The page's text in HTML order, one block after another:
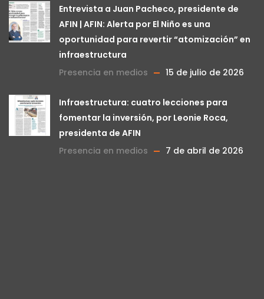
Entrevista a Juan Pacheco, presidente de
AFIN | AFIN: Alerta por El Niño es una
oportunidad para revertir “atomización” en
infraestructura
Presencia en medios
15 de julio de 2026
Infraestructura: cuatro lecciones para
fomentar la inversión, por Leonie Roca,
presidenta de AFIN
Presencia en medios
7 de abril de 2026